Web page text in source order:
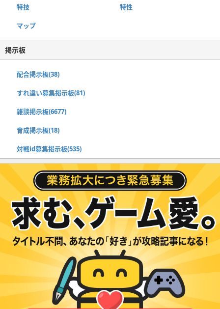
特技 特性
マップ
掲示板
配合掲示板(38)
すれ違い募集掲示板(81)
雑談掲示板(6677)
育成掲示板(18)
対戦id募集掲示板(535)